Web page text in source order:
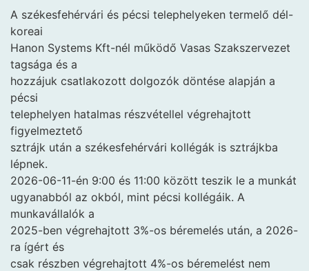
A székesfehérvári és pécsi telephelyeken termelő dél-
koreai
Hanon Systems Kft-nél működő Vasas Szakszervezet
tagsága és a
hozzájuk csatlakozott dolgozók döntése alapján a
pécsi
telephelyen hatalmas részvétellel végrehajtott
figyelmeztető
sztrájk után a székesfehérvári kollégák is sztrájkba
lépnek.
2026-06-11-én 9:00 és 11:00 között teszik le a munkát
ugyanabból az okból, mint pécsi kollégáik. A
munkavállalók a
2025-ben végrehajtott 3%-os béremelés után, a 2026-
ra ígért és
csak részben végrehajtott 4%-os béremelést nem